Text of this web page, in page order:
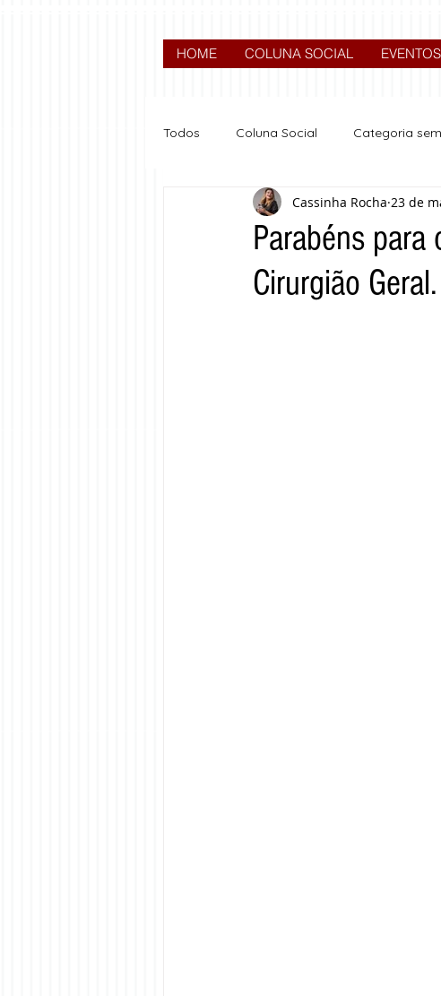
HOME COLUNA SOCIAL EVENTOS
Todos Coluna Social Categoria
Nova categoria
Parabéns
Cirurgião
Cassinha Rocha 23 de